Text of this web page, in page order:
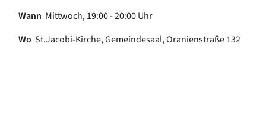
Wann Mittwoch, 19:00 - 20:00 Uhr
Wo St.Jacobi-Kirche, Gemeindesaal, Oranienstraße 132